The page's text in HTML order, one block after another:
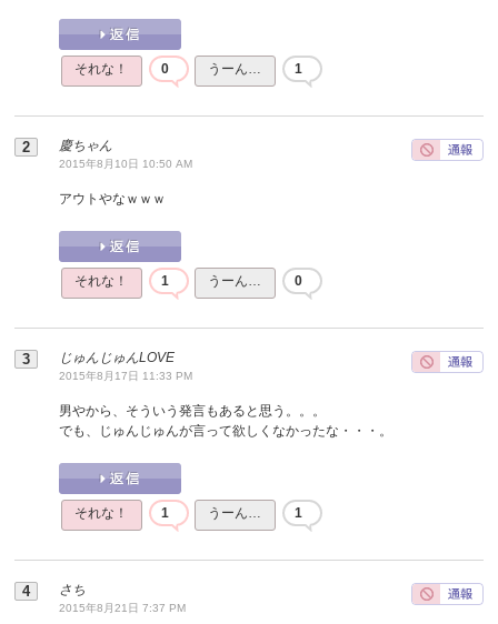
それな！ 0 うーん… 1
慶ちゃん
2015年8月10日 10:50 AM
アウトやなｗｗｗ
それな！ 1 うーん… 0
じゅんじゅんLOVE
2015年8月17日 11:33 PM
男やから、そういう発言もあると思う。。。
でも、じゅんじゅんが言って欲しくなかったな・・・。
それな！ 1 うーん… 1
さち
2015年8月21日 7:37 PM